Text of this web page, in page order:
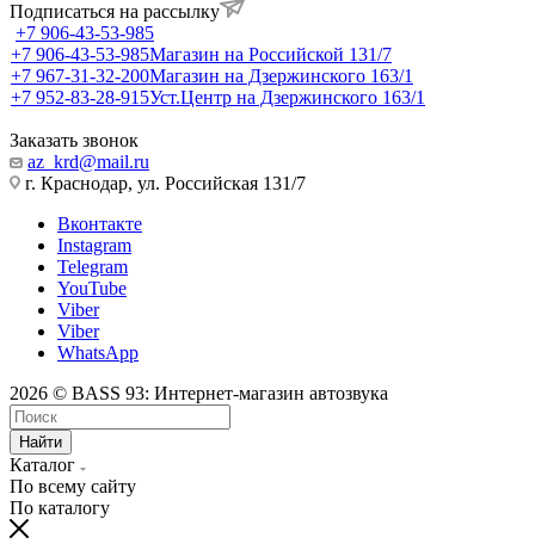
Подписаться на рассылку
+7 906-43-53-985
+7 906-43-53-985Магазин на Российской 131/7
+7 967-31-32-200Магазин на Дзержинского 163/1
+7 952-83-28-915Уст.Центр на Дзержинского 163/1
Заказать звонок
az_krd@mail.ru
г. Краснодар, ул. Российская 131/7
Вконтакте
Instagram
Telegram
YouTube
Viber
Viber
WhatsApp
2026 © BASS 93: Интернет-магазин автозвука
Найти
Каталог
По всему сайту
По каталогу